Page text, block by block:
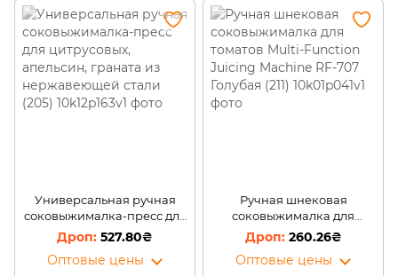
Универсальная ручная
соковыжималка-пресс для
цитрусовых, апельсин,
граната из нержавеющей
стали (205)
527.80₴
Оптовые цены
Ручная шнековая
соковыжималка для
томатов Multi-Function
Juicing Machine RF-707
Голубая (211)
260.26₴
Оптовые цены